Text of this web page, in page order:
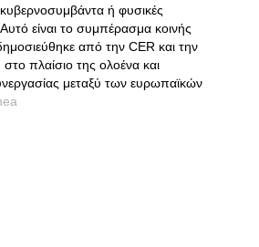
ή φυσικές
είναι το συμπέρασμα κοινής
από την CER και την
πλαίσιο της ολοένα και
μεταξύ των ευρωπαϊκών